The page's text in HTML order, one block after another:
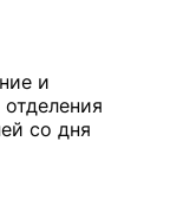
и
со дня